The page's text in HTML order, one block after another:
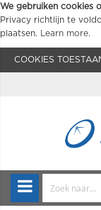
We gebruiken cookies
Privacy richtlijn te
plaatsen.
Learn more.
COOKIES